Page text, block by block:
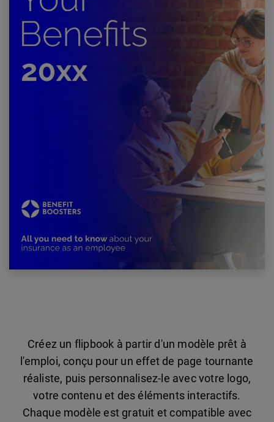
Créez un flipbook à partir d'un modèle prêt à
l'emploi, conçu pour un effet de page tournante
réaliste, puis personnalisez-le avec votre logo,
votre contenu et des éléments interactifs.
Chaque modèle est gratuit et compatible avec